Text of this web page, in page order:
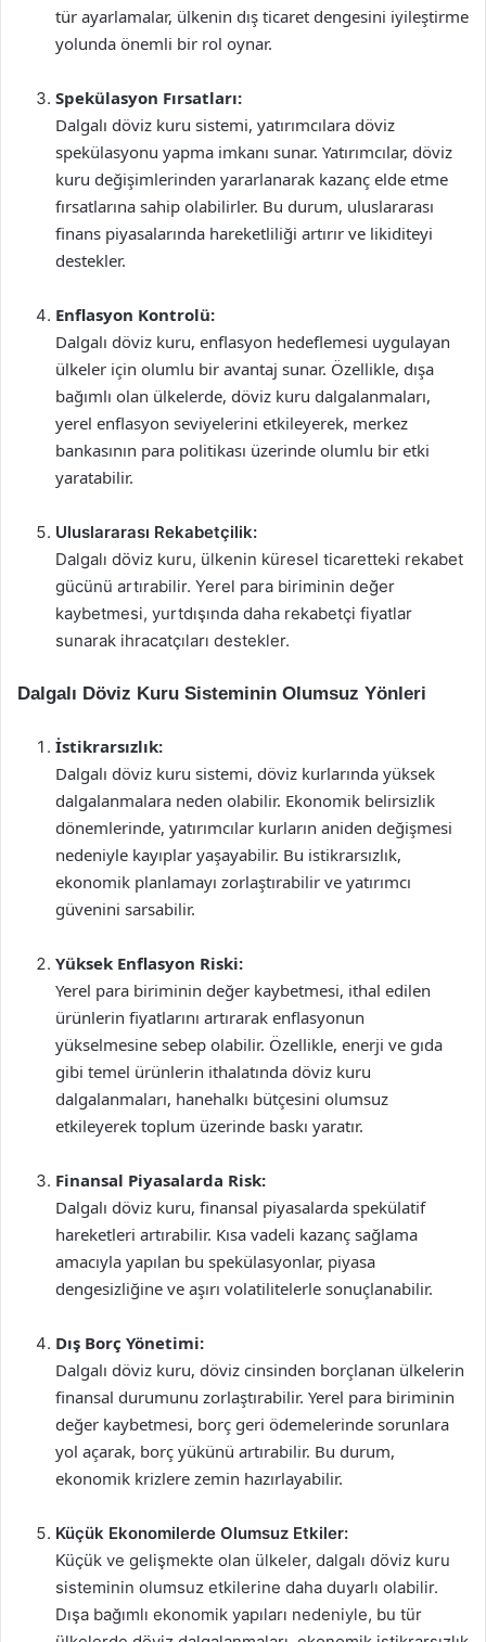
tür ayarlamalar, ülkenin dış ticaret dengesini iyileştirme
yolunda önemli bir rol oynar.
Spekülasyon Fırsatları:
Dalgalı döviz kuru sistemi, yatırımcılara döviz
spekülasyonu yapma imkanı sunar. Yatırımcılar, döviz
kuru değişimlerinden yararlanarak kazanç elde etme
fırsatlarına sahip olabilirler. Bu durum, uluslararası
finans piyasalarında hareketliliği artırır ve likiditeyi
destekler.
Enflasyon Kontrolü:
Dalgalı döviz kuru, enflasyon hedeflemesi uygulayan
ülkeler için olumlu bir avantaj sunar. Özellikle, dışa
bağımlı olan ülkelerde, döviz kuru dalgalanmaları,
yerel enflasyon seviyelerini etkileyerek, merkez
bankasının para politikası üzerinde olumlu bir etki
yaratabilir.
Uluslararası Rekabetçilik:
Dalgalı döviz kuru, ülkenin küresel ticaretteki rekabet
gücünü artırabilir. Yerel para biriminin değer
kaybetmesi, yurtdışında daha rekabetçi fiyatlar
sunarak ihracatçıları destekler.
Dalgalı Döviz Kuru Sisteminin Olumsuz Yönleri
İstikrarsızlık:
Dalgalı döviz kuru sistemi, döviz kurlarında yüksek
dalgalanmalara neden olabilir. Ekonomik belirsizlik
dönemlerinde, yatırımcılar kurların aniden değişmesi
nedeniyle kayıplar yaşayabilir. Bu istikrarsızlık,
ekonomik planlamayı zorlaştırabilir ve yatırımcı
güvenini sarsabilir.
Yüksek Enflasyon Riski:
Yerel para biriminin değer kaybetmesi, ithal edilen
ürünlerin fiyatlarını artırarak enflasyonun
yükselmesine sebep olabilir. Özellikle, enerji ve gıda
gibi temel ürünlerin ithalatında döviz kuru
dalgalanmaları, hanehalkı bütçesini olumsuz
etkileyerek toplum üzerinde baskı yaratır.
Finansal Piyasalarda Risk:
Dalgalı döviz kuru, finansal piyasalarda spekülatif
hareketleri artırabilir. Kısa vadeli kazanç sağlama
amacıyla yapılan bu spekülasyonlar, piyasa
dengesizliğine ve aşırı volatilitelerle sonuçlanabilir.
Dış Borç Yönetimi:
Dalgalı döviz kuru, döviz cinsinden borçlanan ülkelerin
finansal durumunu zorlaştırabilir. Yerel para biriminin
değer kaybetmesi, borç geri ödemelerinde sorunlara
yol açarak, borç yükünü artırabilir. Bu durum,
ekonomik krizlere zemin hazırlayabilir.
Küçük Ekonomilerde Olumsuz Etkiler:
Küçük ve gelişmekte olan ülkeler, dalgalı döviz kuru
sisteminin olumsuz etkilerine daha duyarlı olabilir.
Dışa bağımlı ekonomik yapıları nedeniyle, bu tür